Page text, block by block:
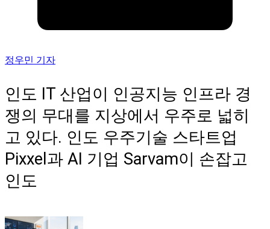
정우민 기자
인도 IT 산업이 인공지능 인프라 경
쟁의 무대를 지상에서 우주로 넓히
고 있다. 인도 우주기술 스타트업
Pixxel과 AI 기업 Sarvam이 손잡고
인도